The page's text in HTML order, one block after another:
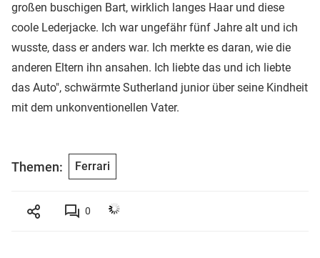
großen buschigen Bart, wirklich langes Haar und diese
coole Lederjacke. Ich war ungefähr fünf Jahre alt und ich
wusste, dass er anders war. Ich merkte es daran, wie die
anderen Eltern ihn ansahen. Ich liebte das und ich liebte
das Auto", schwärmte Sutherland junior über seine Kindheit
mit dem unkonventionellen Vater.
Themen: Ferrari
0